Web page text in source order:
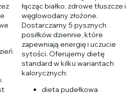
łącząc białko, zdrowe tłuszcze i
węglowodany złożone.
Dostarczamy 5 pysznych
posiłków dziennie, które
zapewniają energię i uczucie
sytości. Oferujemy dietę
standard w kilku wariantach
kalorycznych:
dieta pudełkowa